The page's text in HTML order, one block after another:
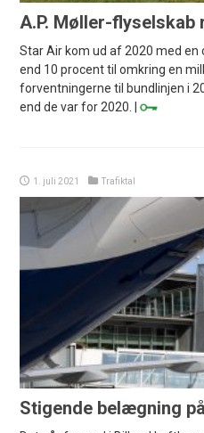
A.P. Møller-flyselskab
Star Air kom ud af 2020 med
end 10 procent til omkring en
forventningerne til bundlinjen i
end de var for 2020. |
1. juli 2021 Trafiktal
Stigende belægning